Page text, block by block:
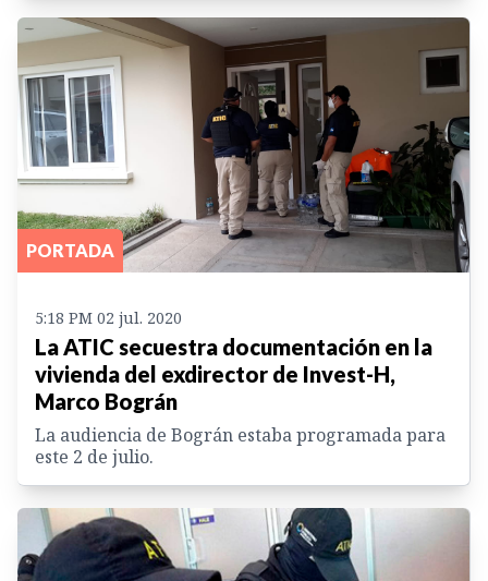
PORTADA
5:18 PM 02 jul. 2020
La ATIC secuestra documentación en la
vivienda del exdirector de Invest-H,
Marco Bográn
La audiencia de Bográn estaba programada para
este 2 de julio.